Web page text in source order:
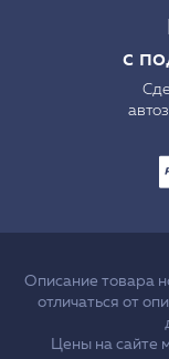
с
Описание товара
отличаться от
Цены на сайте